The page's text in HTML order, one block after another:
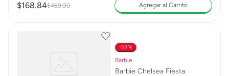
$168.84$469.00 Agregar al Carrito
53 %
Barbie
Barbie Chelsea Fiesta